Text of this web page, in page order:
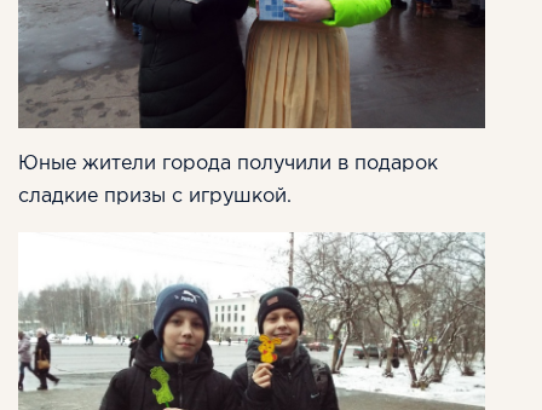
Юные жители города получили в подарок
сладкие призы с игрушкой.